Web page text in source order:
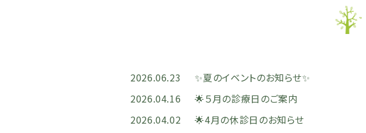
2026.06.23
✨️夏のイベントのお知らせ✨
2026.04.16
🌟５月の診療日のご案内
2026.04.02
🌟4月の休診日のお知らせ